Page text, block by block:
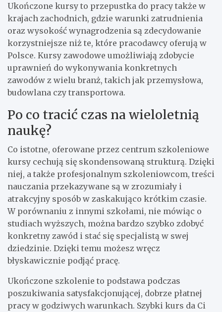
Ukończone kursy to przepustka do pracy także w
krajach zachodnich, gdzie warunki zatrudnienia
oraz wysokość wynagrodzenia są zdecydowanie
korzystniejsze niż te, które pracodawcy oferują w
Polsce. Kursy zawodowe umożliwiają zdobycie
uprawnień do wykonywania konkretnych
zawodów z wielu branż, takich jak przemysłowa,
budowlana czy transportowa.
Po co tracić czas na wieloletnią
naukę?
Co istotne, oferowane przez centrum szkoleniowe
kursy cechują się skondensowaną strukturą. Dzięki
niej, a także profesjonalnym szkoleniowcom, treści
nauczania przekazywane są w zrozumiały i
atrakcyjny sposób w zaskakująco krótkim czasie.
W porównaniu z innymi szkołami, nie mówiąc o
studiach wyższych, można bardzo szybko zdobyć
konkretny zawód i stać się specjalistą w swej
dziedzinie. Dzięki temu możesz wręcz
błyskawicznie podjąć pracę.
Ukończone szkolenie to podstawa podczas
poszukiwania satysfakcjonującej, dobrze płatnej
pracy w godziwych warunkach. Szybki kurs da Ci